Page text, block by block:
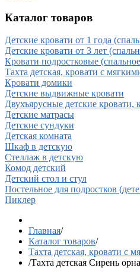
Каталог товаров
Детские кровати от 1 года
Детские кровати от 3 лет
Кровати подростковые
Тахта детская, кровати с
Кровати домики
Детские выдвижные кровати
Двухъярусные детские кровати,
Детские матрасы
Детские сундуки
Детская комната
Шкаф в детскую
Стеллаж в детскую
Комод детский
Детский стол и стул
Постельное для подростков
Пиклер
Главная/
Каталог товаров/
Тахта детская, кровати с
/Тахта детская Сирень